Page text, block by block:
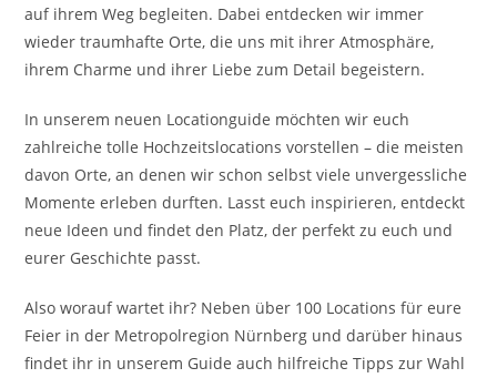
auf ihrem Weg begleiten. Dabei entdecken wir immer
wieder traumhafte Orte, die uns mit ihrer Atmosphäre,
ihrem Charme und ihrer Liebe zum Detail begeistern.
In unserem neuen Locationguide möchten wir euch
zahlreiche tolle Hochzeitslocations vorstellen – die meisten
davon Orte, an denen wir schon selbst viele unvergessliche
Momente erleben durften. Lasst euch inspirieren, entdeckt
neue Ideen und findet den Platz, der perfekt zu euch und
eurer Geschichte passt.
Also worauf wartet ihr? Neben über 100 Locations für eure
Feier in der Metropolregion Nürnberg und darüber hinaus
findet ihr in unserem Guide auch hilfreiche Tipps zur Wahl